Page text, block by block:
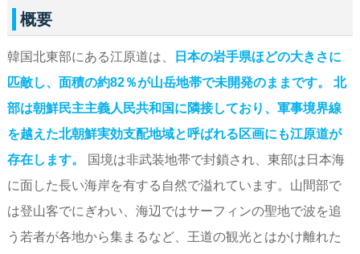
概要
韓国北東部にある江原道は、
日本の岩手県ほどの大きさに
匹敵し、面積の約82％が山岳地帯で未開発のままです。
北
部は朝鮮民主主義人民共和国に隣接しており、軍事境界線
を越えた北朝鮮実効支配地域と呼ばれる区画にも江原道が
存在します。
国境は非武装地帯で封鎖され、東部は日本海
に面した長い海岸を有する自然で溢れています。山間部で
は登山客でにぎわい、海辺ではサーフィンの聖地で波を追
う若者が各地から集まるなど、王道の観光とはかけ離れた